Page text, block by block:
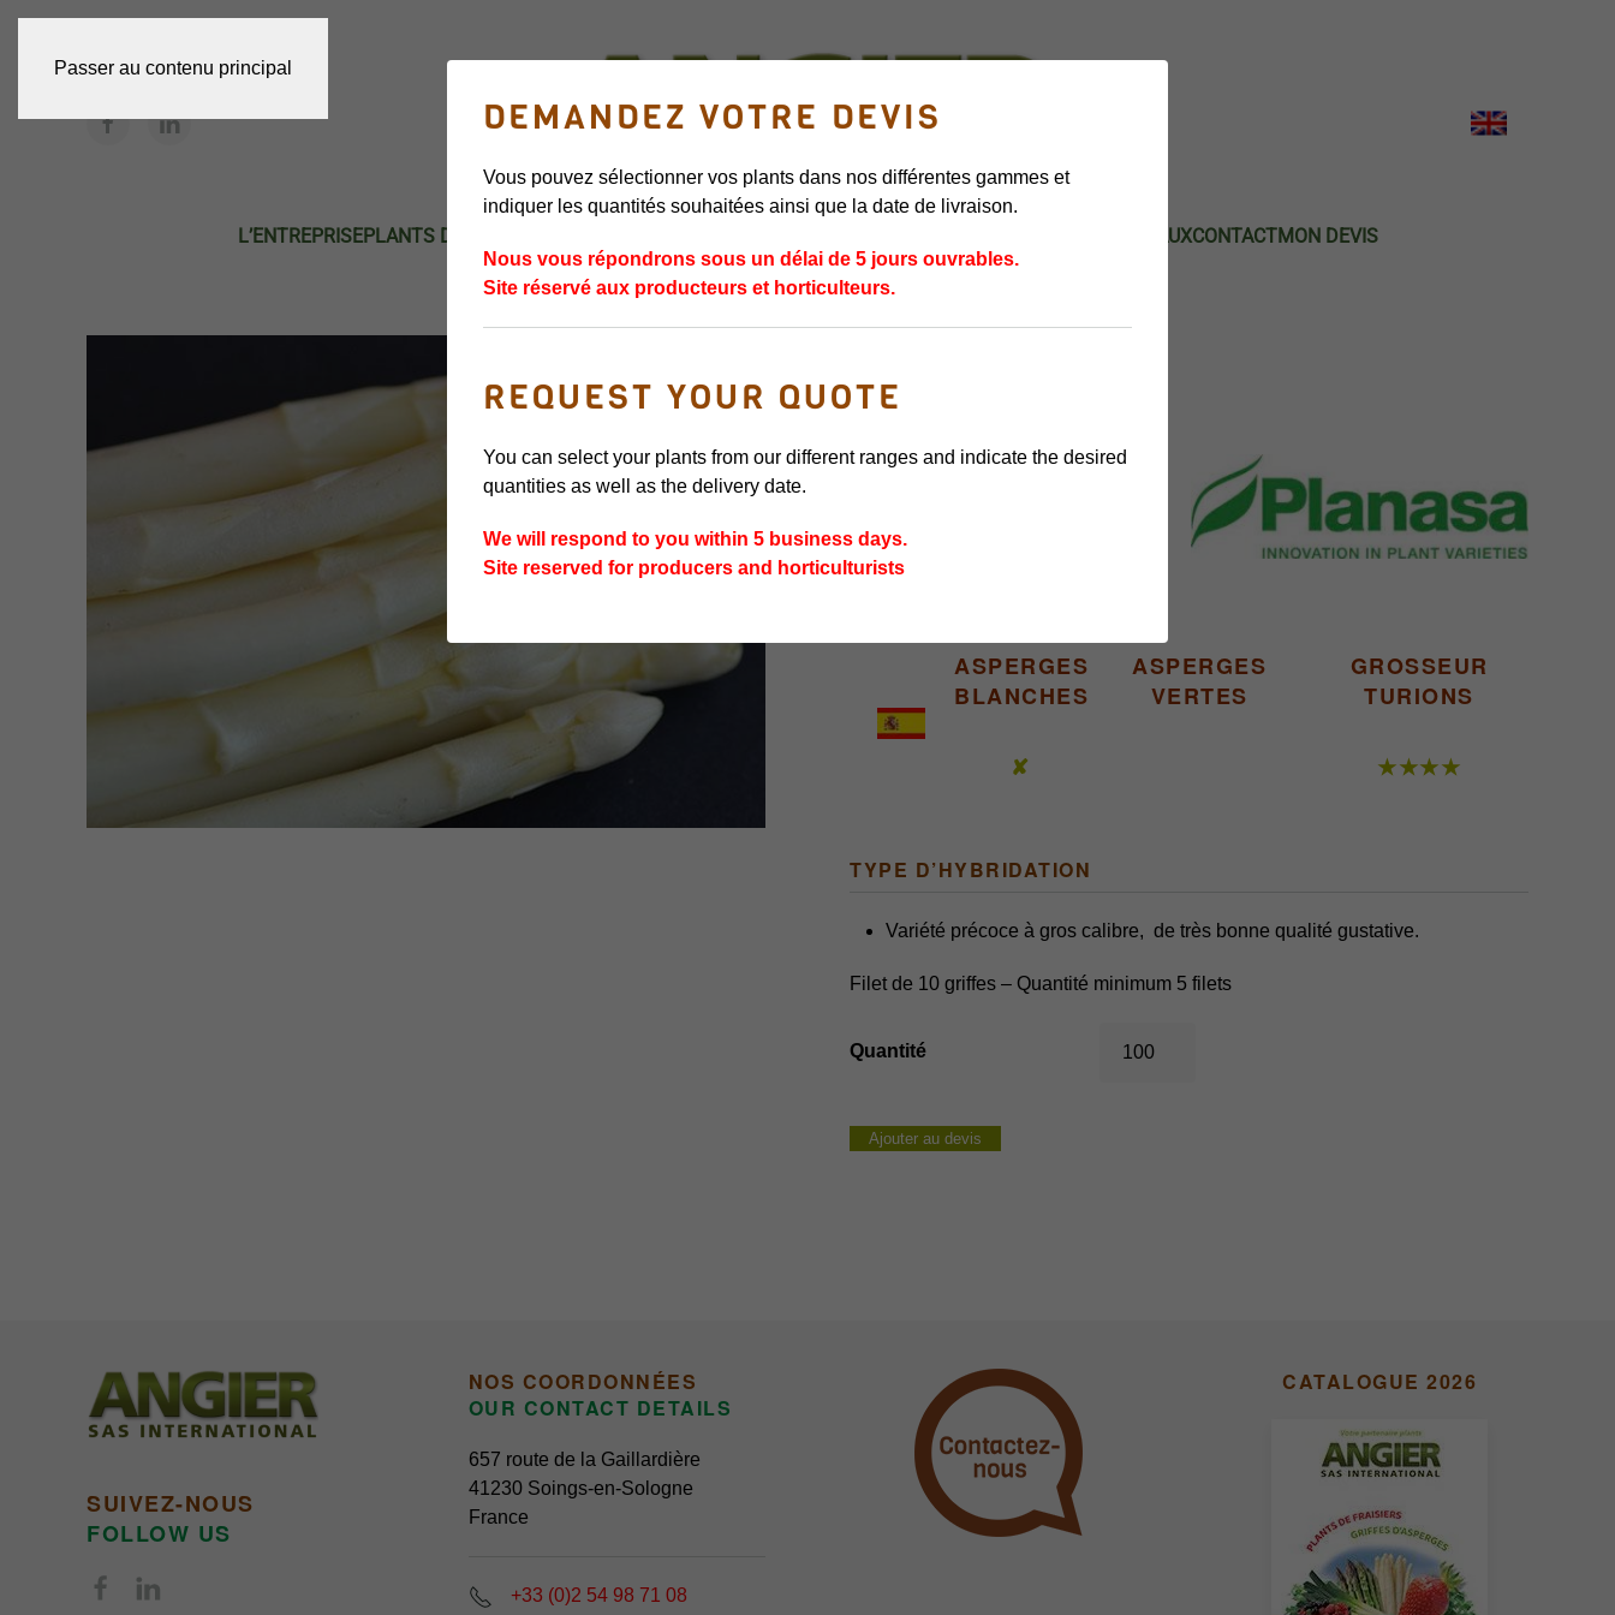
Passer au contenu principal
L’ENTREPRISEPLANTS DE FRAISIERS PLANTS DE POIREAUXCONTACTMON DEVIS
VARIÉTÉ TRÈS PRÉCOCE
ASPERGES
BLANCHES
ASPERGES
VERTES
GROSSEUR
TURIONS
✘ ★★★★
TYPE D’HYBRIDATION
Variété précoce à gros calibre, de très bonne qualité gustative.
Filet de 10 griffes – Quantité minimum 5 filets
Ajouter au devis
SUIVEZ-NOUS
FOLLOW US
NOS COORDONNÉES
OUR CONTACT DETAILS
657 route de la Gaillardière
41230 Soings-en-Sologne
France
+33 (0)2 54 98 71 08
CATALOGUE 2026
DEMANDEZ VOTRE DEVIS
Vous pouvez sélectionner vos plants dans nos différentes gammes et
indiquer les quantités souhaitées ainsi que la date de livraison.
Nous vous répondrons sous un délai de 5 jours ouvrables.
Site réservé aux producteurs et horticulteurs.
REQUEST YOUR QUOTE
You can select your plants from our different ranges and indicate the desired
quantities as well as the delivery date.
We will respond to you within 5 business days.
Site reserved for producers and horticulturists